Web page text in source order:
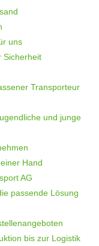
uns
Sicherheit
Transporteur
und junge
Hand
AG
passende Lösung
bis zur Logistik